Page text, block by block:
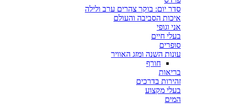
סדר יום: בוקר צהרים ערב ולילה
איכות הסביבה והעולם
אני וגופי
בעלי חיים
סופרים
עונות השנה ומזג האוויר
חורף
בריאות
זהירות בדרכים
בעלי מקצוע
המים